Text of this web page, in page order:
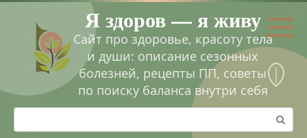
Перейти
контенту
Я здоров — я живу
Сайт про здоровье, красоту тела
и души: описание сезонных
болезней, рецепты ПП, советы
по поиску баланса внутри себя
Поиск: